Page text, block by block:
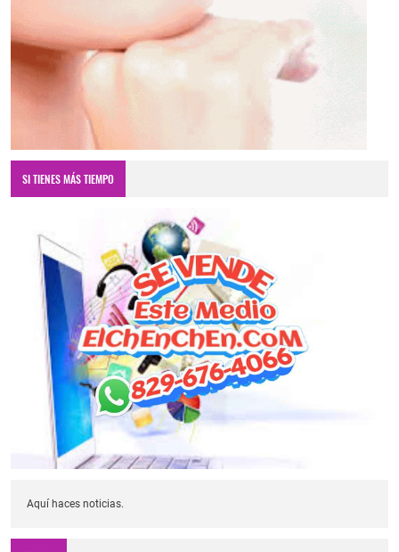
SI TIENES MÁS TIEMPO
Aquí haces noticias.